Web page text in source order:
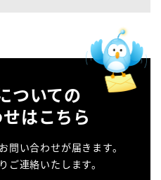
ついての
はこちら
問い合わせが届きます。
ご連絡いたします。